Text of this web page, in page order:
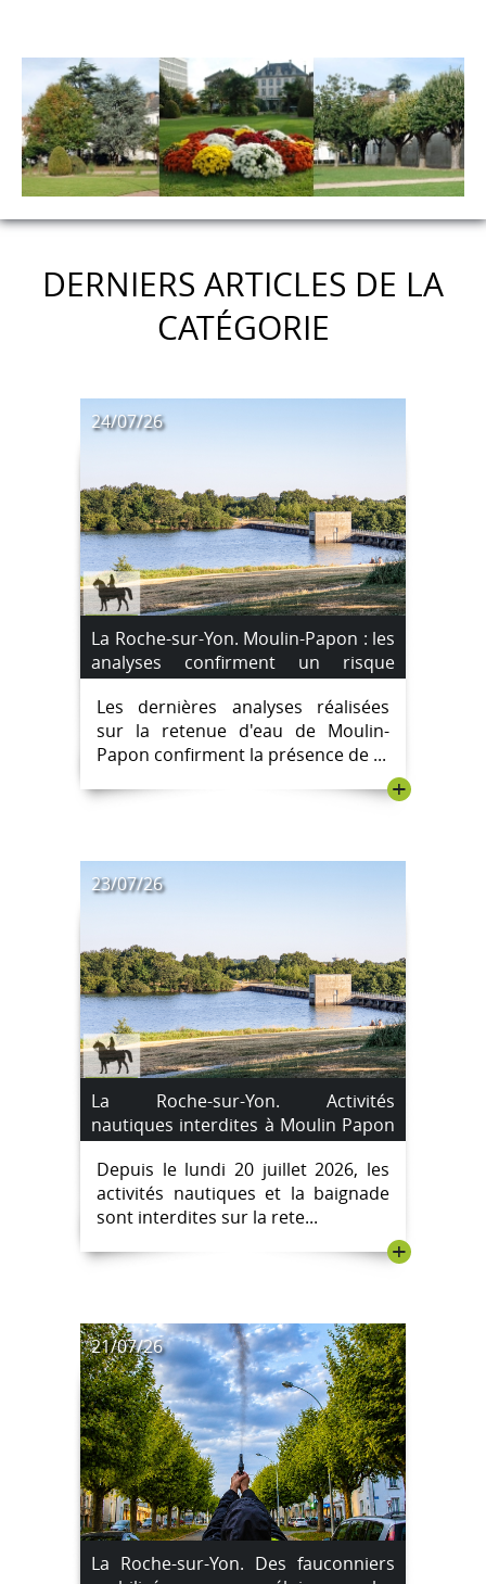
DERNIERS ARTICLES DE LA
CATÉGORIE
24/07/26
La Roche-sur-Yon. Moulin-Papon : les
analyses confirment un risque
sanitaire, les restrictions sont
maintenues
Les dernières analyses réalisées
sur la retenue d'eau de Moulin-
Papon confirment la présence de ...
+
23/07/26
La Roche-sur-Yon. Activités
nautiques interdites à Moulin Papon
en raison d'un risque lié aux
cyanobactéries
Depuis le lundi 20 juillet 2026, les
activités nautiques et la baignade
sont interdites sur la rete...
+
21/07/26
La Roche-sur-Yon. Des fauconniers